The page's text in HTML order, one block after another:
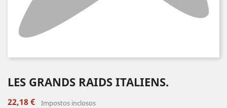
LES GRANDS RAIDS ITALIENS.
22,18 € Impostos inclosos